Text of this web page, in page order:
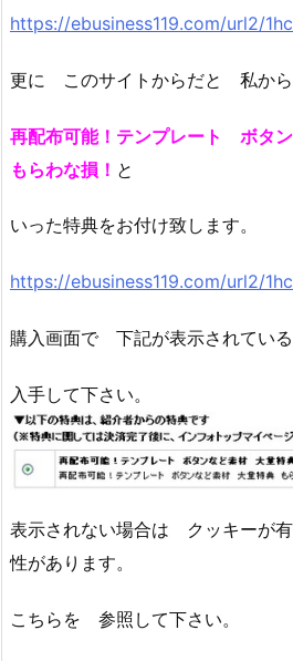
https://ebusiness119.com/url2/
更に このサイトからだと 私か
再配布可能！テンプレート ボタ
もらわな損！ と
いった特典をお付け致します。
https://ebusiness119.com/url2/
購入画面で 下記が表示されてい
入手して下さい。
表示されない場合は クッキーが
性があります。
こちらを 参照して下さい。